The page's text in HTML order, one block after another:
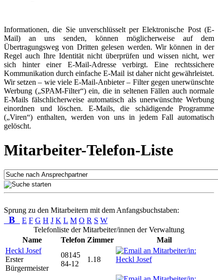
Informationen, die Sie unverschlüsselt per Elektronische Post (E-
Mail) an uns senden, können möglicherweise auf dem
Übertragungsweg von Dritten gelesen werden. Wir können in der
Regel auch Ihre Identität nicht überprüfen und wissen nicht, wer
sich hinter einer E-Mail-Adresse verbirgt. Eine rechtssichere
Kommunikation durch einfache E-Mail ist daher nicht gewährleistet.
Wir setzen – wie viele E-Mail-Anbieter – Filter gegen unerwünschte
Werbung („SPAM-Filter“) ein, die in seltenen Fällen auch normale
E-Mails fälschlicherweise automatisch als unerwünschte Werbung
einordnen und löschen. E-Mails, die schädigende Programme
(„Viren“) enthalten, werden von uns in jedem Fall automatisch
gelöscht.
Mitarbeiter-Telefon-Liste
Sprung zu den Mitarbeitern mit dem Anfangsbuchstaben:
B E F G H J K L M O R S W
Telefonliste der Mitarbeiter/innen der Verwaltung
Name
Telefon Zimmer
Mail
Heckl Josef
Erster
Bürgermeister
08145
84-12
1.18